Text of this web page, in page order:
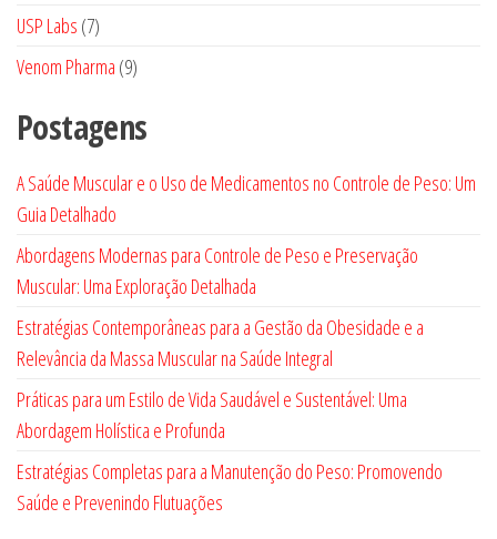
USP Labs 77
produtos
Venom Pharma 99
Postagens
A Saúde Muscular e o Uso de Medicamentos no Controle de Peso: Um
Guia Detalhado
Abordagens Modernas para Controle de Peso e Preservação
Muscular: Uma Exploração Detalhada
Estratégias Contemporâneas para a Gestão da Obesidade e a
Relevância da Massa Muscular na Saúde Integral
Práticas para um Estilo de Vida Saudável e Sustentável: Uma
Abordagem Holística e Profunda
Estratégias Completas para a Manutenção do Peso: Promovendo
Saúde e Prevenindo Flutuações